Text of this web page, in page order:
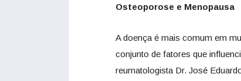
Osteoporose e Menopausa
A doença é mais comum em
conjunto de fatores que
reumatologista Dr. José